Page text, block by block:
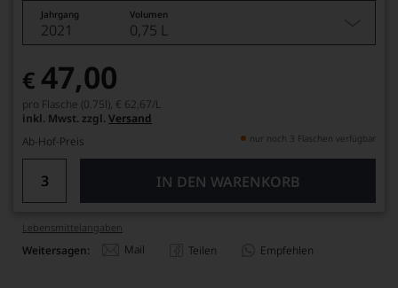
Jahrgang Volumen
2021 0,75 L
€ 47,00
pro Flasche (0.75l), € 62,67/L
inkl. Mwst. zzgl. Versand
Ab-Hof-Preis
nur noch 3 Flaschen verfügbar
IN DEN WARENKORB
Lebensmittel­angaben
Weitersagen: Mail Teilen Empfehlen